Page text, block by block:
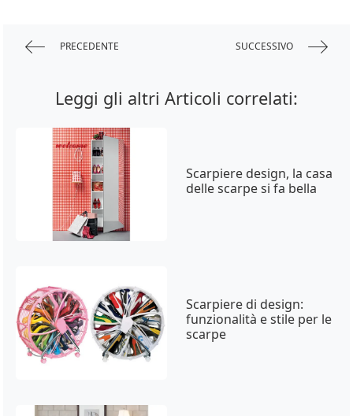
PRECEDENTE SUCCESSIVO
Leggi gli altri Articoli correlati:
Scarpiere design, la casa
delle scarpe si fa bella
Scarpiere di design:
funzionalità e stile per le
scarpe